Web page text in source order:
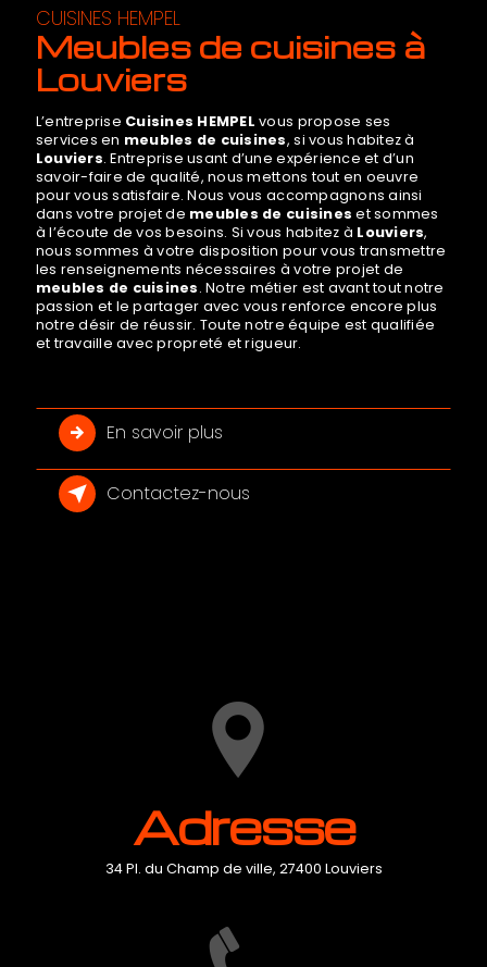
CUISINES HEMPEL
meubles de cuisines à
Louviers
L’entreprise Cuisines HEMPEL vous propose ses
services en meubles de cuisines, si vous habitez à
Louviers. Entreprise usant d’une expérience et d’un
savoir-faire de qualité, nous mettons tout en oeuvre
pour vous satisfaire. Nous vous accompagnons ainsi
dans votre projet de meubles de cuisines et sommes
à l’écoute de vos besoins. Si vous habitez à Louviers,
nous sommes à votre disposition pour vous transmettre
les renseignements nécessaires à votre projet de
meubles de cuisines. Notre métier est avant tout notre
passion et le partager avec vous renforce encore plus
notre désir de réussir. Toute notre équipe est qualifiée
et travaille avec propreté et rigueur.
En savoir plus
Contactez-nous
Adresse
34 Pl. du Champ de ville, 27400 Louviers